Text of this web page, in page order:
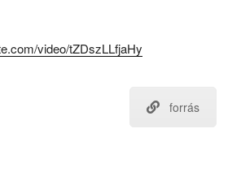
video/tZDszLLfjaHy
forrás